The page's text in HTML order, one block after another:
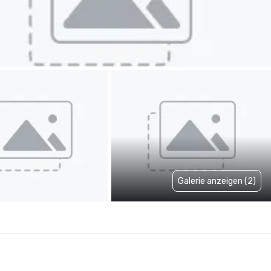
Galerie anzeigen (2)